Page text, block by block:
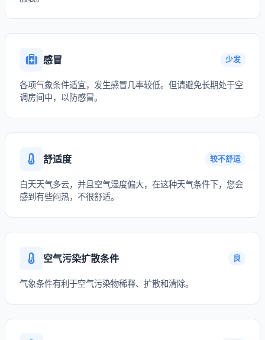
感冒 少发
各项气象条件适宜，发生感冒几率较低。但请避免长期处于空
调房间中，以防感冒。
舒适度 较不舒适
白天天气多云，并且空气湿度偏大，在这种天气条件下，您会
感到有些闷热，不很舒适。
空气污染扩散条件 良
气象条件有利于空气污染物稀释、扩散和清除。